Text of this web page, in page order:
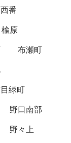
西番
楡原
布瀬町
緑町
野口南部
野々上